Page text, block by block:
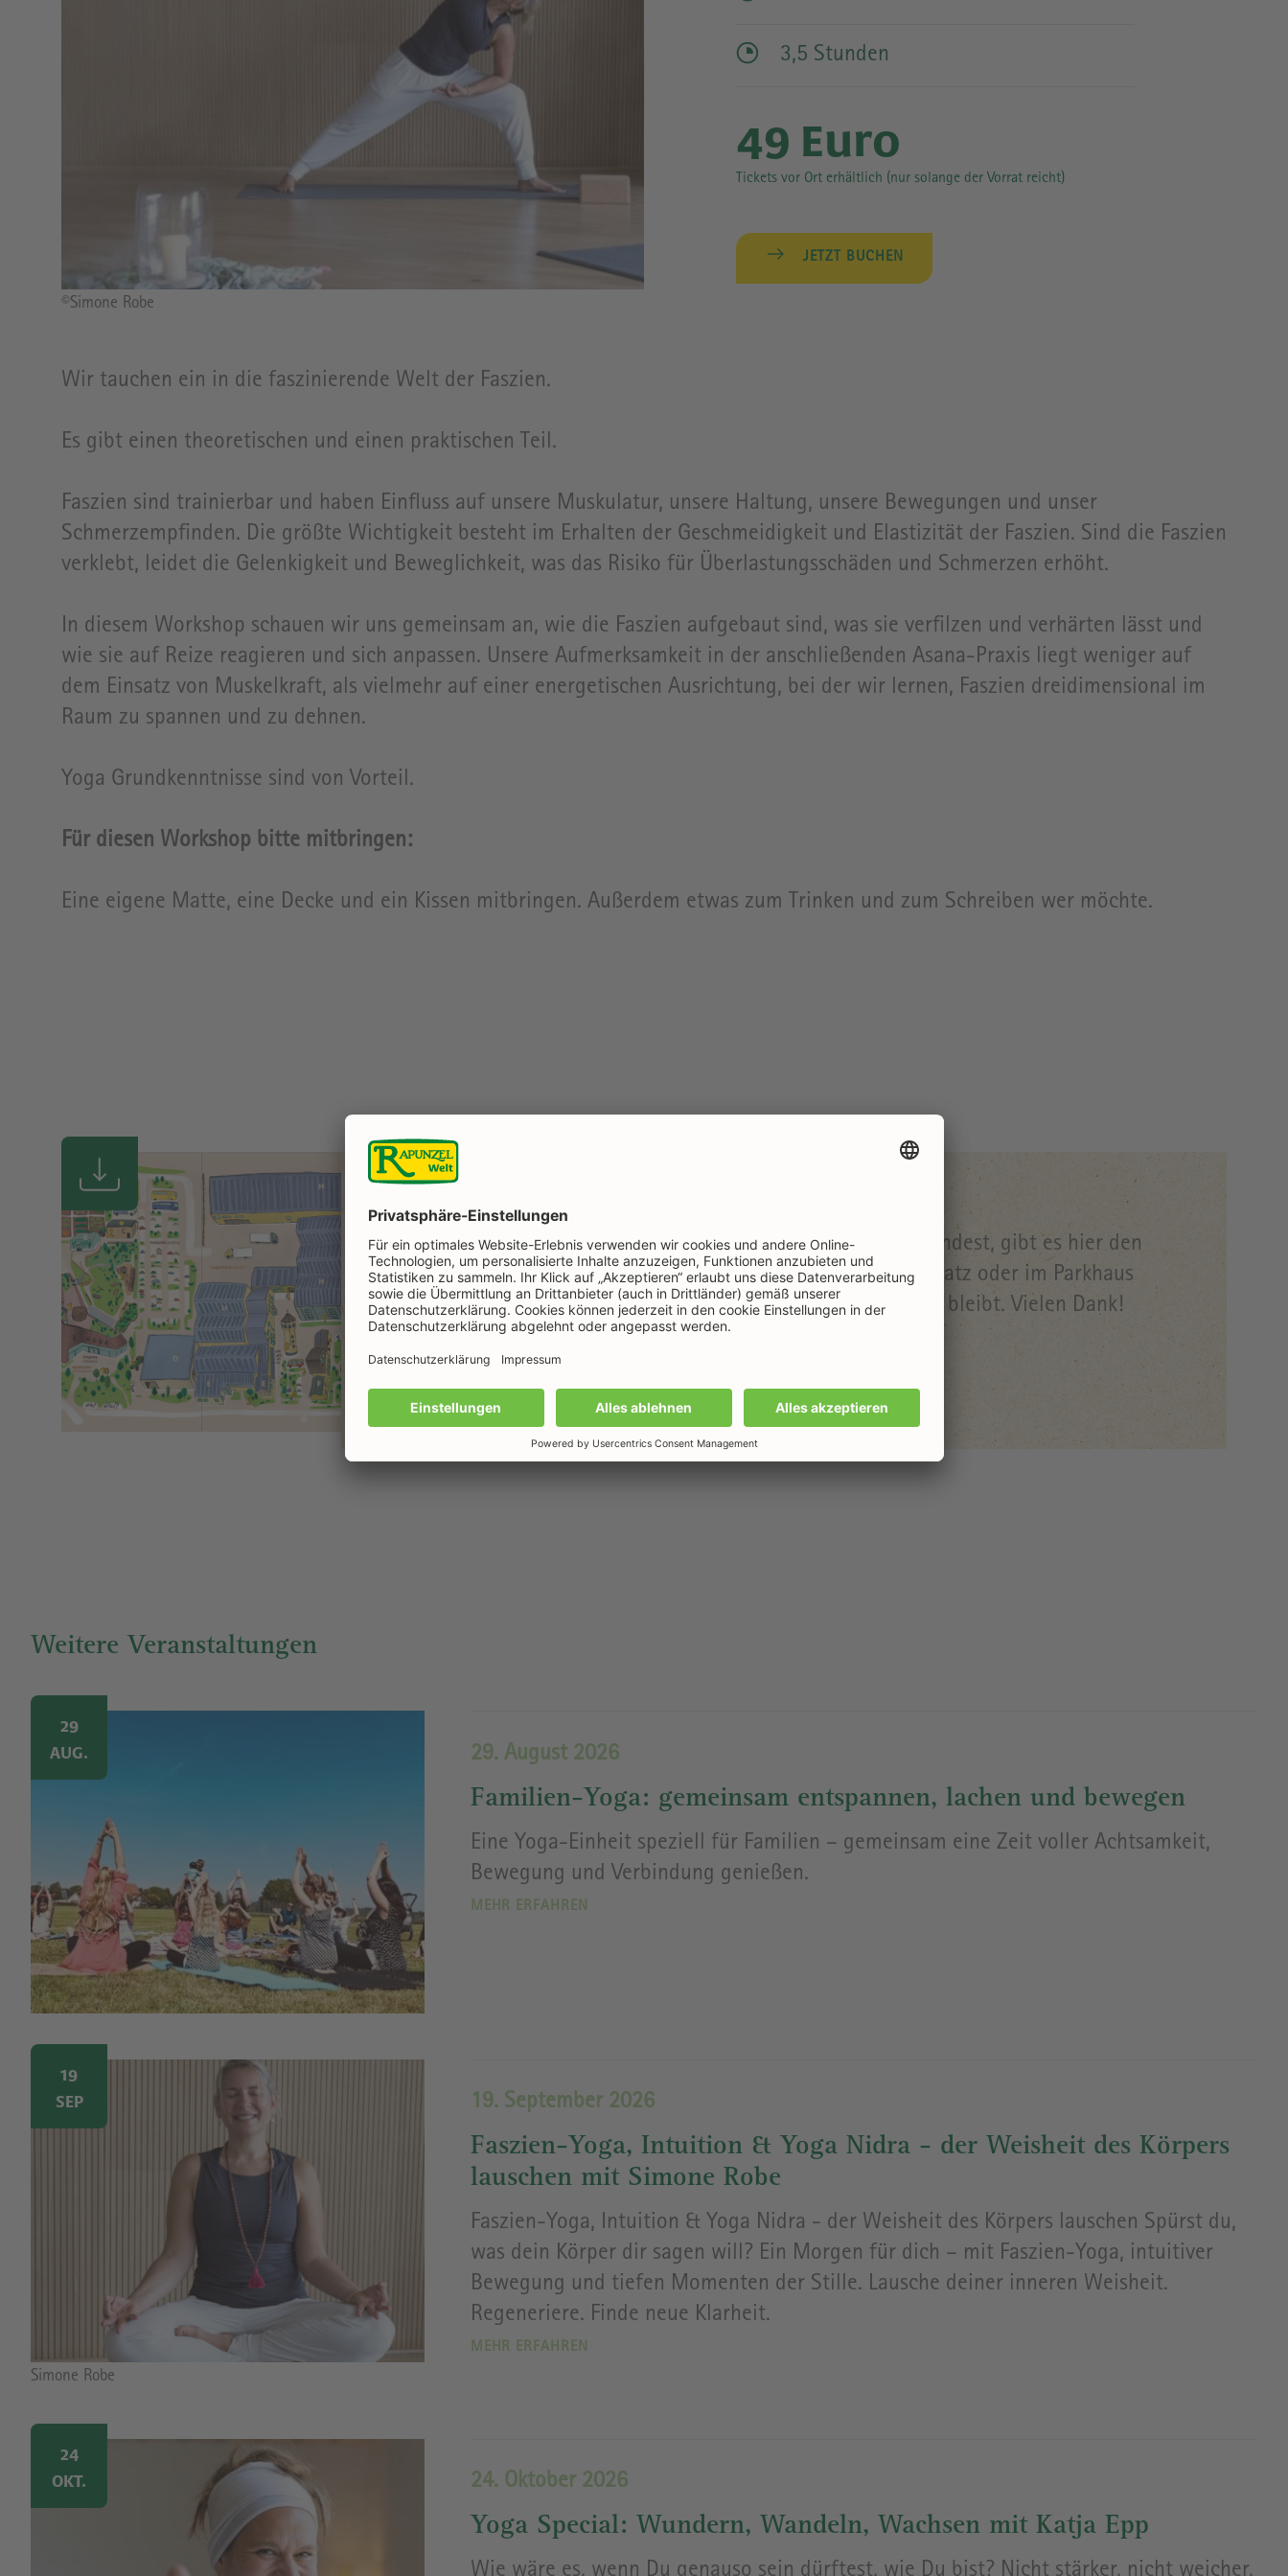
KAFFEELADEN
Bildrechte
©Simone Robe
3,5 Stunden
49 Euro
Tickets vor Ort erhältlich (nur solange der Vorrat reicht)
JETZT BUCHEN
Wir tauchen ein in die faszinierende Welt der Faszien.
Es gibt einen theoretischen und einen praktischen Teil.
Faszien sind trainierbar und haben Einfluss auf unsere Muskulatur, unsere Haltung, unsere Bewegungen und unser
Schmerzempfinden. Die größte Wichtigkeit besteht im Erhalten der Geschmeidigkeit und Elastizität der Faszien. Sind die Faszien
verklebt, leidet die Gelenkigkeit und Beweglichkeit, was das Risiko für Überlastungsschäden und Schmerzen erhöht.
In diesem Workshop schauen wir uns gemeinsam an, wie die Faszien aufgebaut sind, was sie verfilzen und verhärten lässt und
wie sie auf Reize reagieren und sich anpassen. Unsere Aufmerksamkeit in der anschließenden Asana-Praxis liegt weniger auf
dem Einsatz von Muskelkraft, als vielmehr auf einer energetischen Ausrichtung, bei der wir lernen, Faszien dreidimensional im
Raum zu spannen und zu dehnen.
Yoga Grundkenntnisse sind von Vorteil.
Für diesen Workshop bitte mitbringen:
Eine eigene Matte, eine Decke und ein Kissen mitbringen. Außerdem etwas zum Trinken und zum Schreiben wer möchte.
Lageplan
Damit du dich auf dem Rapunzel Gelände schnell zurecht findest, gibt es hier den
Übersichtsplan zum Download. Bitte auf dem großen Parkplatz oder im Parkhaus
parken, sodass der Ladenparkplatz für die Ladenkunden frei bleibt. Vielen Dank!
DOWNLOAD (1009.35 KB)
Weitere Veranstaltungen
Image
29. August 2026
Familien-Yoga: gemeinsam entspannen, lachen und bewegen
Eine Yoga-Einheit speziell für Familien – gemeinsam eine Zeit voller Achtsamkeit,
Bewegung und Verbindung genießen.
MEHR ERFAHREN
29
AUG.
Image
Bildrechte
Simone Robe
19. September 2026
Faszien-Yoga, Intuition & Yoga Nidra - der Weisheit des Körpers
lauschen mit Simone Robe
Faszien-Yoga, Intuition & Yoga Nidra - der Weisheit des Körpers lauschen Spürst du,
was dein Körper dir sagen will? Ein Morgen für dich – mit Faszien-Yoga, intuitiver
Bewegung und tiefen Momenten der Stille. Lausche deiner inneren Weisheit.
Regeneriere. Finde neue Klarheit.
MEHR ERFAHREN
19
SEP
Image
24. Oktober 2026
Yoga Special: Wundern, Wandeln, Wachsen mit Katja Epp
24
OKT.